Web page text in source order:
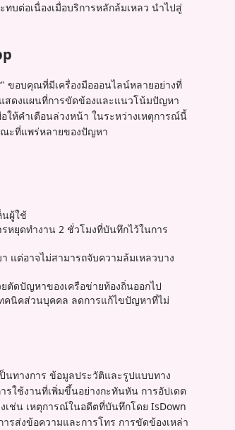
บต่อเนื่องเมื่อบริการหลักล้มเหลว นำไปสู่
ขอบคุณที่มีเครื่องมือออนไลน์หลายอย่างที่
สดงแผนที่การขัดข้องและแนวโน้มปัญหา
ให้คำเตือนล่วงหน้า ในระหว่างเหตุการณ์นี้
ณะที่แพร่หลายของปัญหา
นผู้ใช้
หยุดทำงาน 2 ชั่วโมงที่บันทึกไว้ในการ
แต่อาจไม่สามารถจับความล้มเหลวบาง
ตัดปัญหาของเครือข่ายท้องถิ่นออกไป
คนิคส่วนบุคคล ลดการแก้ไขปัญหาที่ไม่
นทางการ ข้อมูลประวัติและรูปแบบทาง
รใช้งานที่เพิ่มขึ้นอย่างกะทันหัน การอัปเดต
เช่น เหตุการณ์ในอดีตที่บันทึกโดย IsDown
รส่งข้อความและการโทร การขัดข้องเหล่า